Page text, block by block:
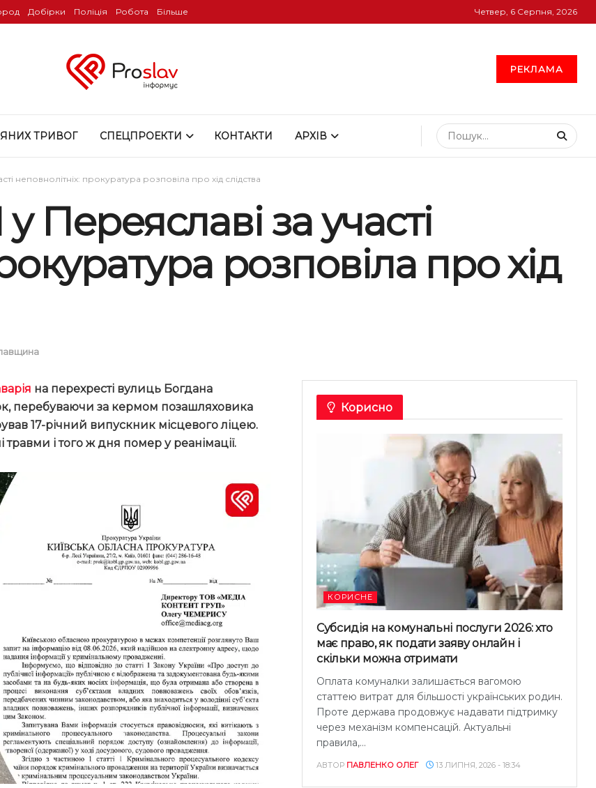
Добірки Поліція Робота Більше Четвер, 6 Серпня, 2026
РЕКЛАМА
ТРИВОГ СПЕЦПРОЕКТИ КОНТАКТИ АРХІВ
неповнолітніх: прокуратура розповіла про хід слідства
Переяславі за участі
розповіла про хід
на перехресті вулиць Богдана
перебуваючи за кермом позашляховика
17-річний випускник місцевого ліцею.
і того ж дня помер у реанімації.
Корисно
КОРИСНЕ
Субсидія на комунальні послуги 2026: хто
має право, як подати заяву онлайн і
скільки можна отримати
Оплата комуналки залишається вагомою
статтею витрат для більшості українських родин.
Проте держава продовжує надавати підтримку
через механізм компенсацій. Актуальні
правила,...
АВТОР ПАВЛЕНКО ОЛЕГ 13 ЛИПНЯ, 2026 - 18:34